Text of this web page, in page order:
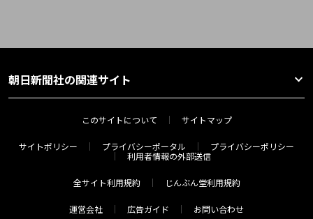
朝日新聞社の関連サイト
このサイトについて サイトマップ
サイトポリシー プライバシーポータル
プライバシーポリシー
利用者情報の外部送信
全サイト利用規約 じんぶん堂利用規約
運営会社 広告ガイド お問い合わせ